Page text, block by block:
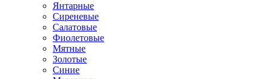
Янтарные
Сиреневые
Салатовые
Фиолетовые
Мятные
Золотые
Синие